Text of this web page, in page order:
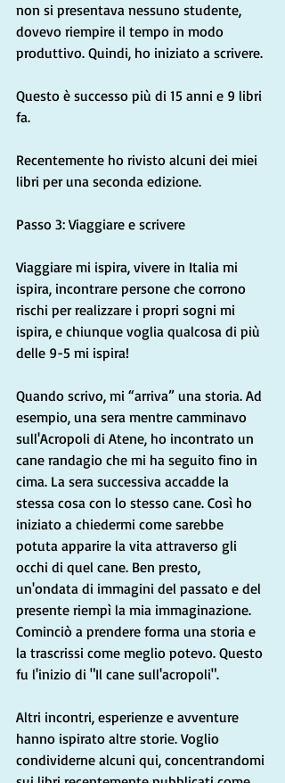
non si presentava nessuno studente,
dovevo riempire il tempo in modo
produttivo. Quindi, ho iniziato a scrivere.
Questo è successo più di 15 anni e 9 libri
fa.
Recentemente ho rivisto alcuni dei miei
libri per una seconda edizione.
Passo 3: Viaggiare e scrivere
Viaggiare mi ispira, vivere in Italia mi
ispira, incontrare persone che corrono
rischi per realizzare i propri sogni mi
ispira, e chiunque voglia qualcosa di più
delle 9-5 mi ispira!
Quando scrivo, mi “arriva” una storia. Ad
esempio, una sera mentre camminavo
sull'Acropoli di Atene, ho incontrato un
cane randagio che mi ha seguito fino in
cima. La sera successiva accadde la
stessa cosa con lo stesso cane. Così ho
iniziato a chiedermi come sarebbe
potuta apparire la vita attraverso gli
occhi di quel cane. Ben presto,
un'ondata di immagini del passato e del
presente riempì la mia immaginazione.
Cominciò a prendere forma una storia e
la trascrissi come meglio potevo. Questo
fu l'inizio di "Il cane sull'acropoli".
Altri incontri, esperienze e avventure
hanno ispirato altre storie. Voglio
condividerne alcuni qui, concentrandomi